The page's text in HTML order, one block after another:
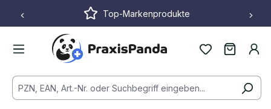
Zum Hauptinhalt springenTop-Markenprodukte